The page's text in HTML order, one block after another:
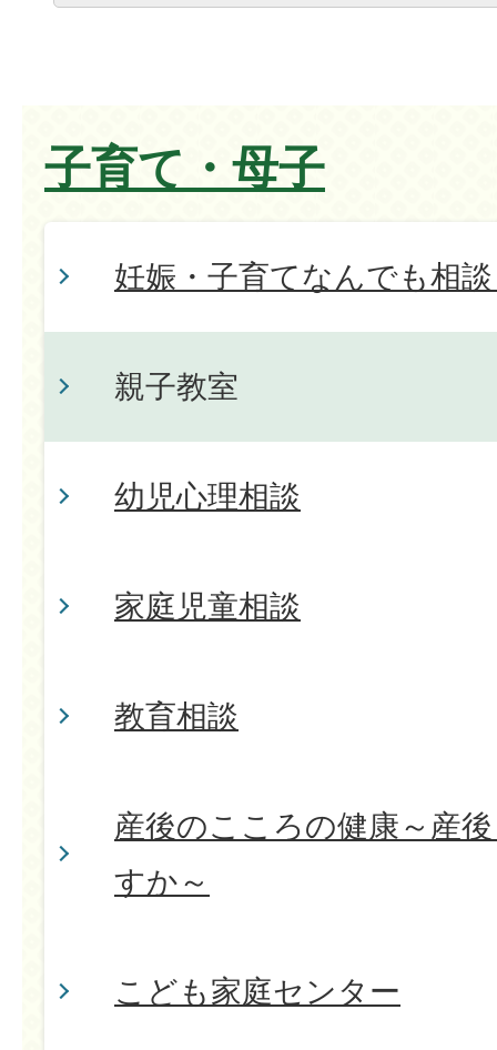
子育て・母子
妊娠・子育てなんでも相
親子教室
幼児心理相談
家庭児童相談
教育相談
産後のこころの健康～産
すか～
こども家庭センター